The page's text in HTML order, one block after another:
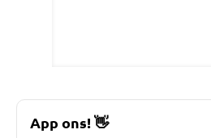
App ons!👋